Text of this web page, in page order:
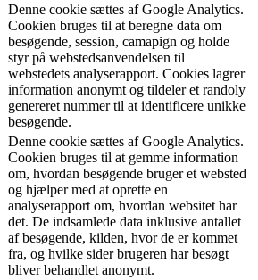
Denne cookie sættes af Google Analytics.
Cookien bruges til at beregne data om
besøgende, session, camapign og holde
styr på webstedsanvendelsen til
webstedets analyserapport. Cookies lagrer
information anonymt og tildeler et randoly
genereret nummer til at identificere unikke
besøgende.
Denne cookie sættes af Google Analytics.
Cookien bruges til at gemme information
om, hvordan besøgende bruger et websted
og hjælper med at oprette en
analyserapport om, hvordan websitet har
det. De indsamlede data inklusive antallet
af besøgende, kilden, hvor de er kommet
fra, og hvilke sider brugeren har besøgt
bliver behandlet anonymt.